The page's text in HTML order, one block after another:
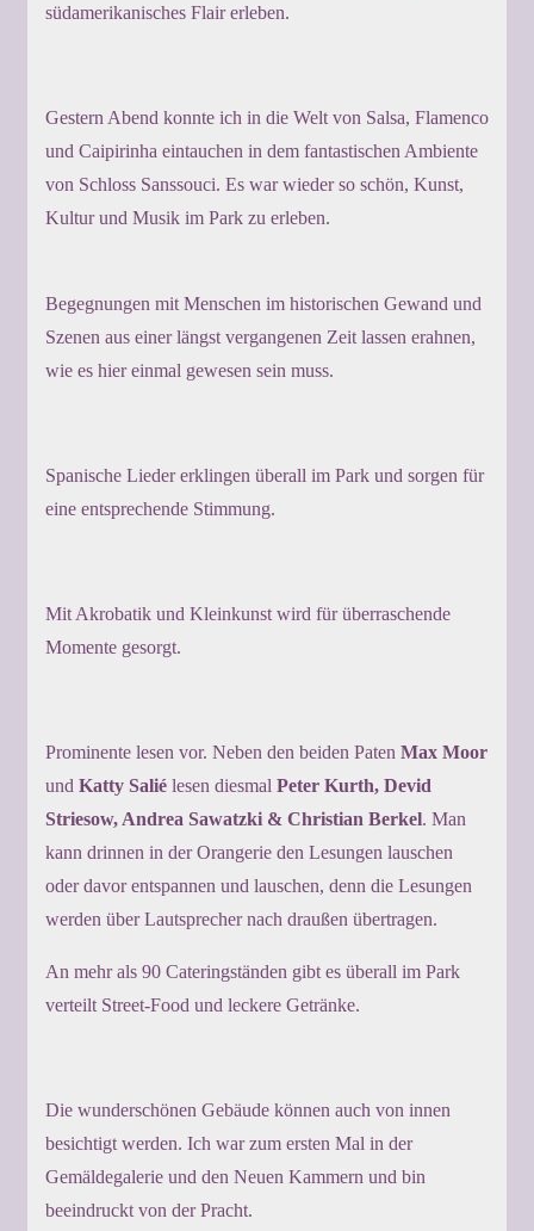
südamerikanisches Flair erleben.
Gestern Abend konnte ich in die Welt von Salsa, Flamenco
und Caipirinha eintauchen in dem fantastischen Ambiente
von Schloss Sanssouci. Es war wieder so schön, Kunst,
Kultur und Musik im Park zu erleben.
Begegnungen mit Menschen im historischen Gewand und
Szenen aus einer längst vergangenen Zeit lassen erahnen,
wie es hier einmal gewesen sein muss.
Spanische Lieder erklingen überall im Park und sorgen für
eine entsprechende Stimmung.
Mit Akrobatik und Kleinkunst wird für überraschende
Momente gesorgt.
Prominente lesen vor. Neben den beiden Paten Max Moor
und Katty Salié lesen diesmal Peter Kurth, Devid
Striesow, Andrea Sawatzki & Christian Berkel. Man
kann drinnen in der Orangerie den Lesungen lauschen
oder davor entspannen und lauschen, denn die Lesungen
werden über Lautsprecher nach draußen übertragen.
An mehr als 90 Cateringständen gibt es überall im Park
verteilt Street-Food und leckere Getränke.
Die wunderschönen Gebäude können auch von innen
besichtigt werden. Ich war zum ersten Mal in der
Gemäldegalerie und den Neuen Kammern und bin
beeindruckt von der Pracht.